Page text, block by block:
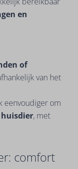
en
of
van het
eenvoudiger om
, met
comfort